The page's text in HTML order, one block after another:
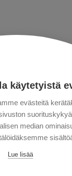
käytetyistä
evästeitä
median
Lue lisää